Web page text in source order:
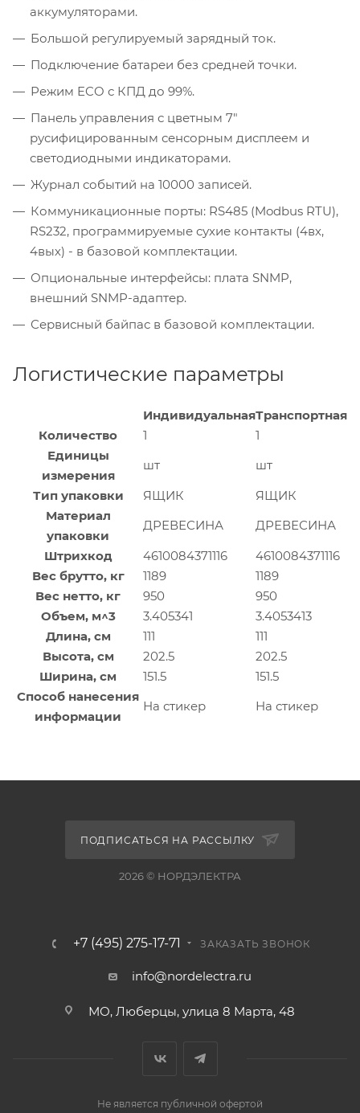
аккумуляторами.
Большой регулируемый зарядный ток.
Подключение батареи без средней точки.
Режим ECO с КПД до 99%.
Панель управления с цветным 7"
русифицированным сенсорным дисплеем и
светодиодными индикаторами.
Журнал событий на 10000 записей.
Коммуникационные порты: RS485 (Modbus RTU),
RS232, программируемые сухие контакты (4вх,
4вых) - в базовой комплектации.
Опциональные интерфейсы: плата SNMP,
внешний SNMP-адаптер.
Сервисный байпас в базовой комплектации.
Логистические параметры
ИндивидуальнаяТранспортная
Количество
1
1
Единицы
измерения
шт
шт
Тип упаковки
ЯЩИК
ЯЩИК
Материал
упаковки
ДРЕВЕСИНА
ДРЕВЕСИНА
Штрихкод
4610084371116
4610084371116
Вес брутто, кг
1189
1189
Вес нетто, кг
950
950
Объем, м^3
3.405341
3.4053413
Длина, см
111
111
Высота, см
202.5
202.5
Ширина, см
151.5
151.5
Способ нанесения
информации
На стикер На стикер
ПОДПИСАТЬСЯ НА РАССЫЛКУ
2026 © НОРДЭЛЕКТРА
+7 (495) 275-17-71 ЗАКАЗАТЬ ЗВОНОК
info@nordelectra.ru
МО, Люберцы, улица 8 Марта, 48
Не является публичной офертой